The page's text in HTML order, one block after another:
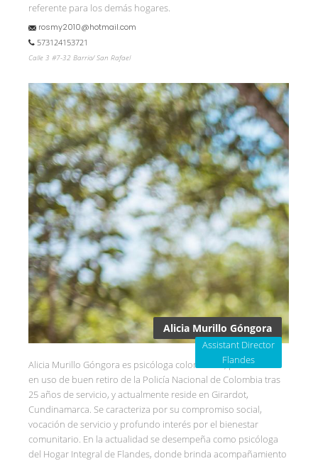
referente para los demás hogares.
rosmy2010@hotmail.com
573124153721
Calle 3 #7-32 Barrio/ San Rafael
Alicia Murillo Góngora
Assistant Director
Flandes
Alicia Murillo Góngora es psicóloga colombiana, pensionada
en uso de buen retiro de la Policía Nacional de Colombia tras
25 años de servicio, y actualmente reside en Girardot,
Cundinamarca. Se caracteriza por su compromiso social,
vocación de servicio y profundo interés por el bienestar
comunitario. En la actualidad se desempeña como psicóloga
del Hogar Integral de Flandes, donde brinda acompañamiento